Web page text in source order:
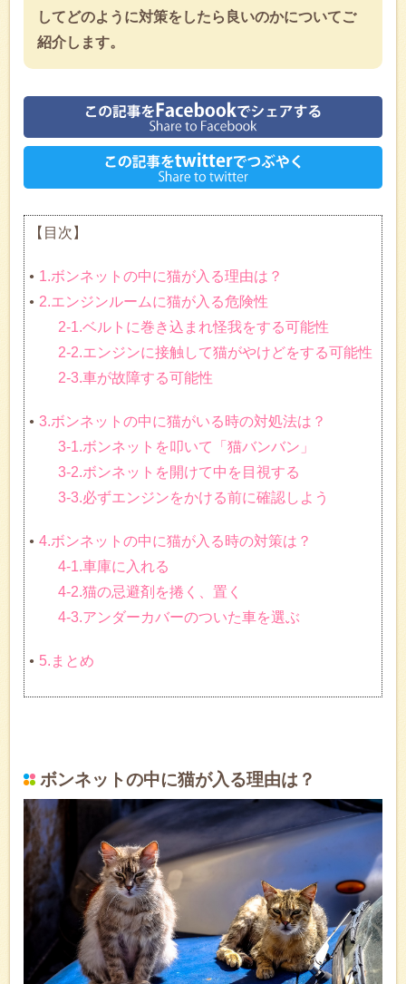
してどのように対策をしたら良いのかについてご
紹介します。
【目次】
1.ボンネットの中に猫が入る理由は？
2.エンジンルームに猫が入る危険性
2-1.ベルトに巻き込まれ怪我をする可能性
2-2.エンジンに接触して猫がやけどをする可能性
2-3.車が故障する可能性
3.ボンネットの中に猫がいる時の対処法は？
3-1.ボンネットを叩いて「猫バンバン」
3-2.ボンネットを開けて中を目視する
3-3.必ずエンジンをかける前に確認しよう
4.ボンネットの中に猫が入る時の対策は？
4-1.車庫に入れる
4-2.猫の忌避剤を捲く、置く
4-3.アンダーカバーのついた車を選ぶ
5.まとめ
ボンネットの中に猫が入る理由は？